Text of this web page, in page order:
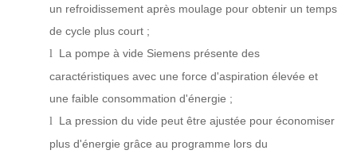
un refroidissement après moulage pour obtenir un temps
de cycle plus court ;
l
La pompe à vide Siemens présente des
caractéristiques avec une force d'aspiration élevée et
une faible consommation d'énergie ;
l
La pression du vide peut être ajustée pour économiser
plus d'énergie grâce au programme lors du